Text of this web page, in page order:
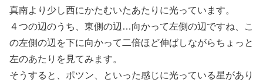
真南より少し西にかたむいたあたりに光っています。
４つの辺のうち、東側の辺…向かって左側の辺ですね、こ
の左側の辺を下に向かって二倍ほど伸ばしながらちょっと
左のあたりを見てみます。
そうすると、ポツン、といった感じに光っている星があり